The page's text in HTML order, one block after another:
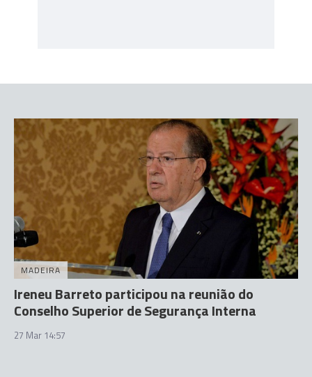
MADEIRA
Ireneu Barreto participou na reunião do
Conselho Superior de Segurança Interna
27 Mar 14:57